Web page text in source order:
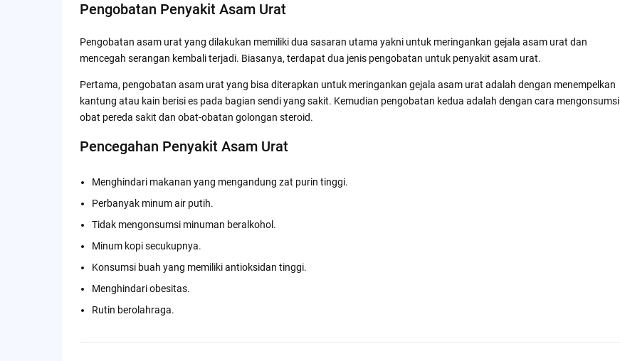
Pengobatan Penyakit Asam Urat
Pengobatan asam urat yang dilakukan memiliki dua sasaran utama yakni untuk meringankan gejala asam urat dan
mencegah serangan kembali terjadi. Biasanya, terdapat dua jenis pengobatan untuk penyakit asam urat.
Pertama, pengobatan asam urat yang bisa diterapkan untuk meringankan gejala asam urat adalah dengan menempelkan
kantung atau kain berisi es pada bagian sendi yang sakit. Kemudian pengobatan kedua adalah dengan cara mengonsumsi
obat pereda sakit dan obat-obatan golongan steroid.
Pencegahan Penyakit Asam Urat
Menghindari makanan yang mengandung zat purin tinggi.
Perbanyak minum air putih.
Tidak mengonsumsi minuman beralkohol.
Minum kopi secukupnya.
Konsumsi buah yang memiliki antioksidan tinggi.
Menghindari obesitas.
Rutin berolahraga.